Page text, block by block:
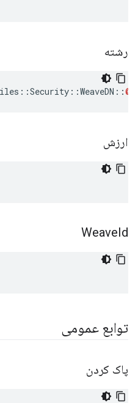
رشته
::Security ::WeaveDN ::
ارزش
WeaveId
توابع عمومی
پاک کردن